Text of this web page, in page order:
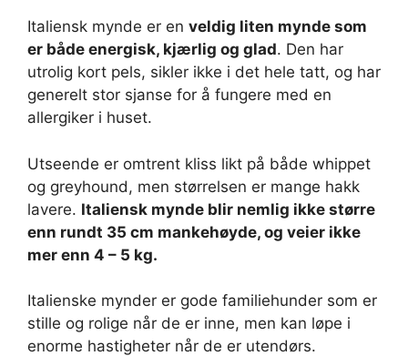
Italiensk mynde er en veldig liten mynde som
er både energisk, kjærlig og glad. Den har
utrolig kort pels, sikler ikke i det hele tatt, og har
generelt stor sjanse for å fungere med en
allergiker i huset.
Utseende er omtrent kliss likt på både whippet
og greyhound, men størrelsen er mange hakk
lavere. Italiensk mynde blir nemlig ikke større
enn rundt 35 cm mankehøyde, og veier ikke
mer enn 4 – 5 kg.
Italienske mynder er gode familiehunder som er
stille og rolige når de er inne, men kan løpe i
enorme hastigheter når de er utendørs.